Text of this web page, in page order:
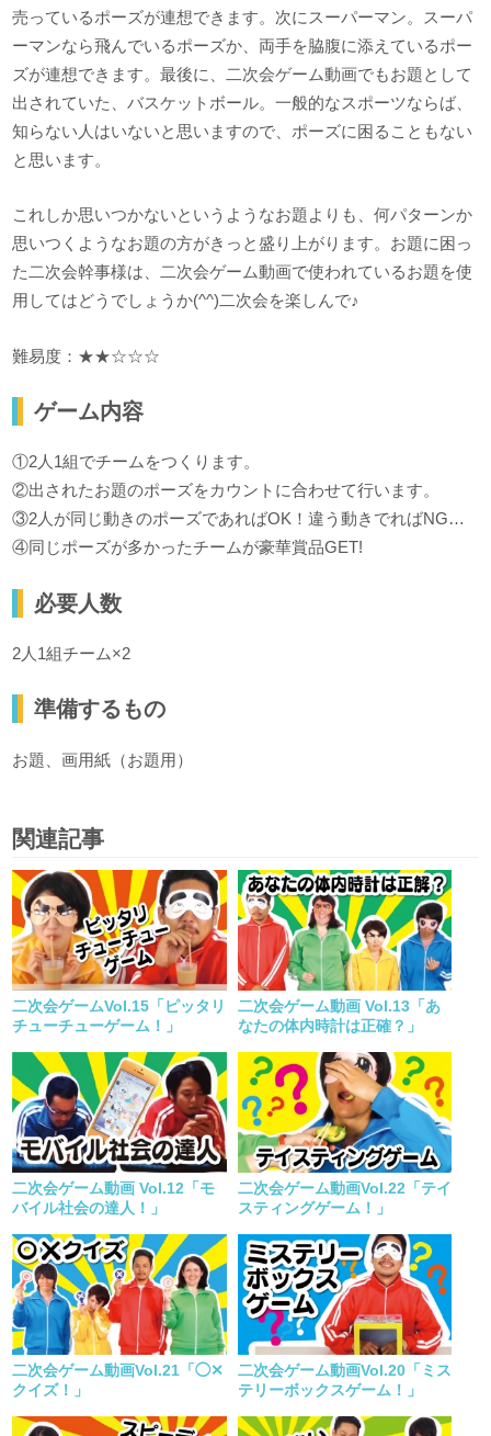
売っているポーズが連想できます。次にスーパーマン。スーパ
ーマンなら飛んでいるポーズか、両手を脇腹に添えているポー
ズが連想できます。最後に、二次会ゲーム動画でもお題として
出されていた、バスケットボール。一般的なスポーツならば、
知らない人はいないと思いますので、ポーズに困ることもない
と思います。
これしか思いつかないというようなお題よりも、何パターンか
思いつくようなお題の方がきっと盛り上がります。お題に困っ
た二次会幹事様は、二次会ゲーム動画で使われているお題を使
用してはどうでしょうか(^^)二次会を楽しんで♪
難易度：★★☆☆☆
ゲーム内容
①2人1組でチームをつくります。
②出されたお題のポーズをカウントに合わせて行います。
③2人が同じ動きのポーズであればOK！違う動きでればNG…
④同じポーズが多かったチームが豪華賞品GET!
必要人数
2人1組チーム×2
準備するもの
お題、画用紙（お題用）
関連記事
二次会ゲームVol.15「ピッタリ
チューチューゲーム！」
二次会ゲーム動画 Vol.13「あ
なたの体内時計は正確？」
二次会ゲーム動画 Vol.12「モ
バイル社会の達人！」
二次会ゲーム動画Vol.22「テイ
スティングゲーム！」
二次会ゲーム動画Vol.21「◯✕
クイズ！」
二次会ゲーム動画Vol.20「ミス
テリーボックスゲーム！」